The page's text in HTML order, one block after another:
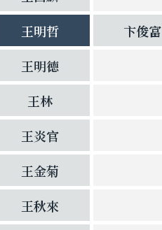
卞俊富
王明哲
王明德
王林
王炎官
王金菊
王秋來